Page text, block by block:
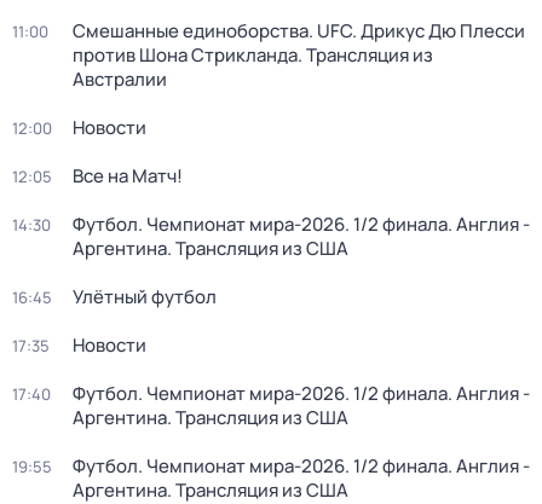
11:00
Смешанные единоборства. UFC. Дрикус Дю Плесси
против Шона Стрикланда. Трансляция из
Австралии
12:00 Новости
12:05 Все на Матч!
14:30
Футбол. Чемпионат мира-2026. 1/2 финала. Англия -
Аргентина. Трансляция из США
16:45 Улётный футбол
17:35 Новости
17:40
Футбол. Чемпионат мира-2026. 1/2 финала. Англия -
Аргентина. Трансляция из США
19:55
Футбол. Чемпионат мира-2026. 1/2 финала. Англия -
Аргентина. Трансляция из США